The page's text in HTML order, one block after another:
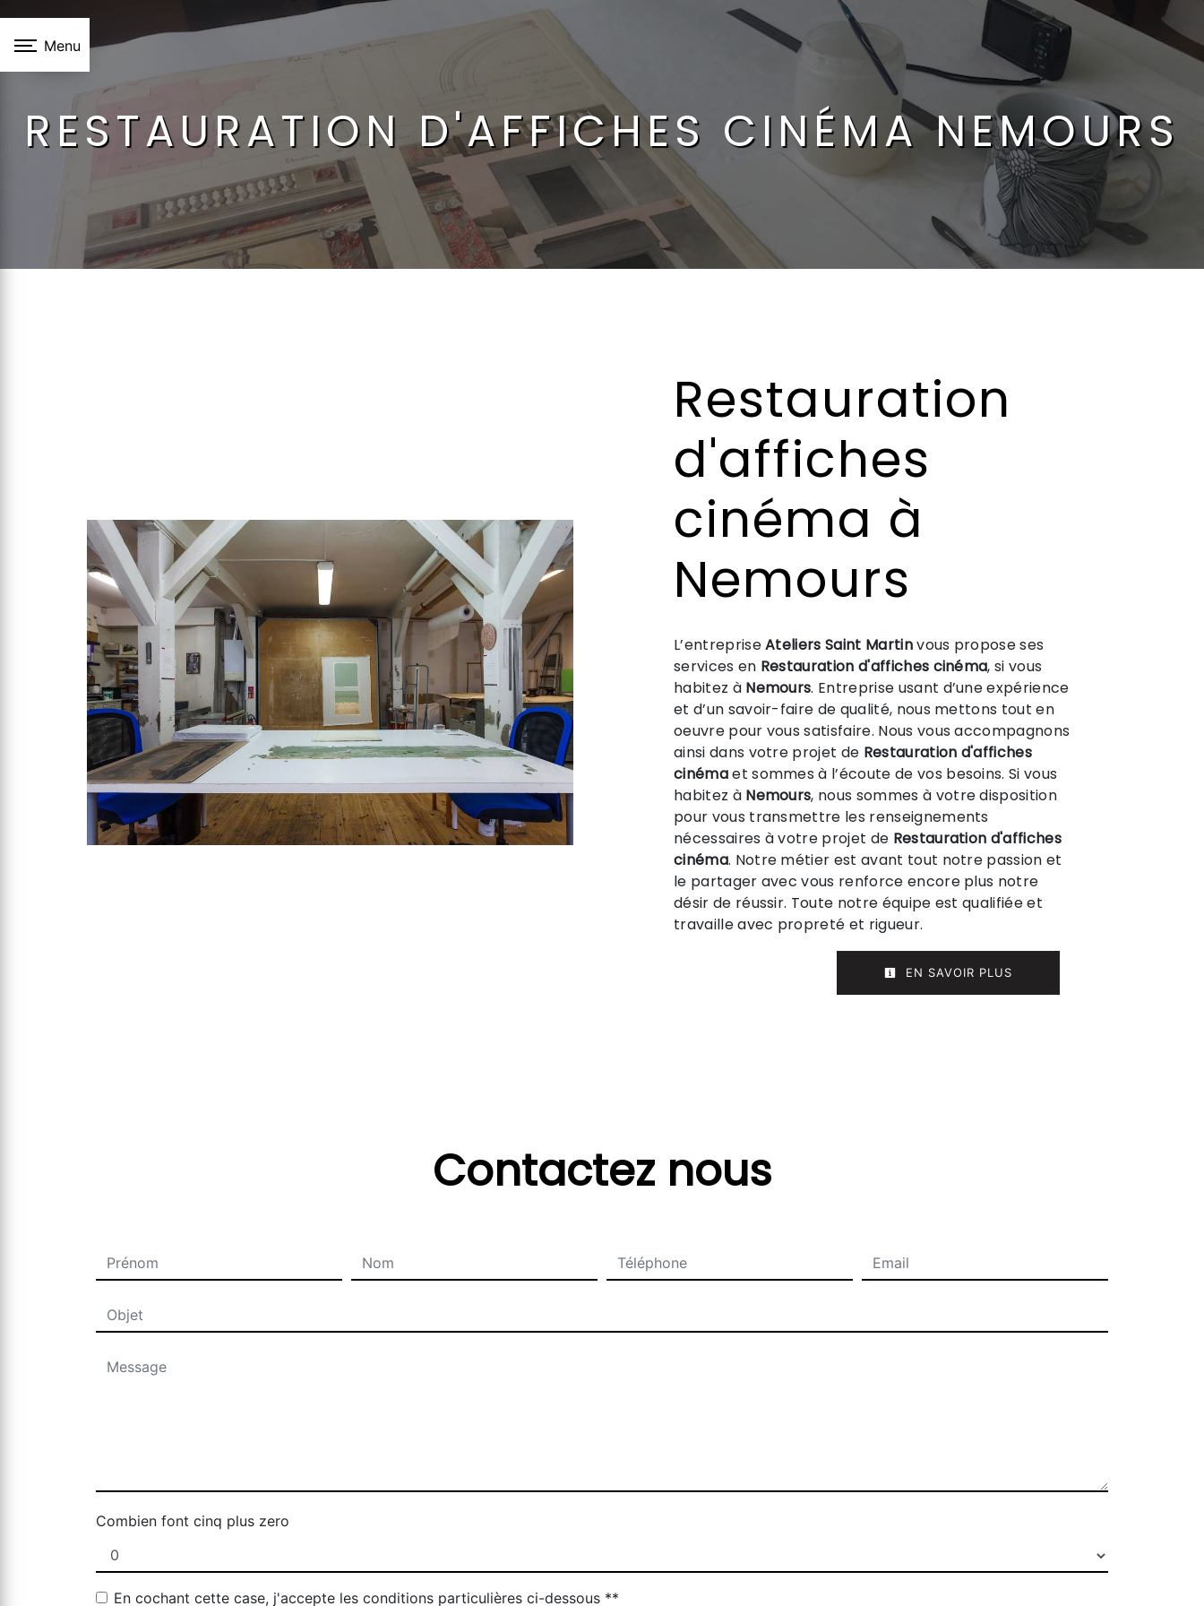
Menu
RESTAURATION D'AFFICHES CINÉMA NEMOURS
Restauration
d'affiches
cinéma à
Nemours
L’entrepriseAteliers Saint Martinvous propose ses
services en Restauration d'affiches cinéma, si vous
habitez à Nemours. Entreprise usant d’une expérience
et d’un savoir-faire de qualité, nous mettons tout en
oeuvre pour vous satisfaire. Nous vous accompagnons
ainsi dans votre projet de Restauration d'affiches
cinémaet sommes à l’écoute de vos besoins. Si vous
habitez à Nemours, nous sommes à votre disposition
pour vous transmettre les renseignements
nécessaires à votre projet de Restauration d'affiches
cinéma. Notre métier est avant tout notre passion et
le partager avec vous renforce encore plus notre
désir de réussir. Toute notre équipe est qualifiée et
travaille avec propreté et rigueur.
EN SAVOIR PLUS
Contactez nous
Combien font cinq plus zero
En cochant cette case, j'accepte les conditions particulières ci-dessous **